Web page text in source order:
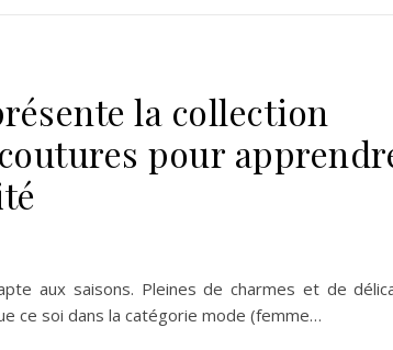
la collection
pour
aux saisons. Pleines de charmes et de
ce soi dans la catégorie mode (femme…